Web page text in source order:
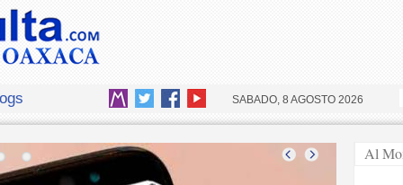
SABADO, 8 AGOSTO 2026
Al